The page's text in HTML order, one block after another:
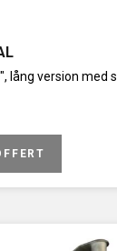
lång version med